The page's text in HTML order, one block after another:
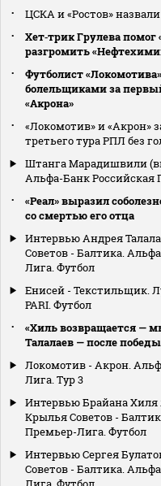
ЦСКА и «Ростов»
Хет‑трик Грулева
разгромить
Футболист
болельщиками за
«Акрона»
«Локомотив» и
третьего тура РПЛ без
Штанга Марадишвили
Альфа-Банк Российская
«Реал» выразил
со смертью его отца
Интервью Андрея
Советов - Балтика.
Лига. Футбол
Енисей - Текстильщик.
PARI. Футбол
«Хиль возвращается —
Талалаев — после
Локомотив - Акрон.
Лига. Тур 3
Интервью Брайана Хиля
Крылья Советов -
Премьер-Лига. Футбол
Интервью Сергея
Советов - Балтика.